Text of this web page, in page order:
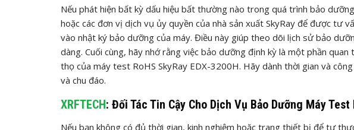
Nếu phát hiện bất kỳ dấu hiệu bất thường nào trong quá trình bảo
hoặc các đơn vị dịch vụ ủy quyền của nhà sản xuất SkyRay để được tư
vào nhật ký bảo dưỡng của máy. Điều này giúp theo dõi lịch sử bảo
dàng. Cuối cùng, hãy nhớ rằng việc bảo dưỡng định kỳ là một phần
thọ của máy test RoHS SkyRay EDX-3200H. Hãy dành thời gian và
và chu đáo.
XRFTECH: Đối Tác Tin Cậy Cho Dịch Vụ Bảo Dưỡng Máy Test
Nếu bạn không có đủ thời gian, kinh nghiệm hoặc trang thiết bị để tự